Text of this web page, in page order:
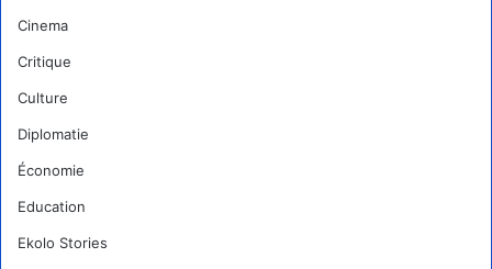
Cinema
Critique
Culture
Diplomatie
Économie
Education
Ekolo Stories